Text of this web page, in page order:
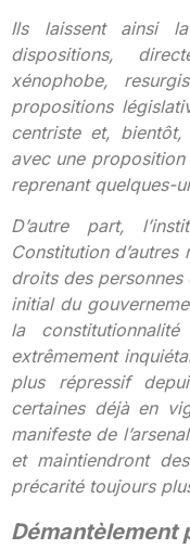
Ils laissent ainsi
dispositions,
xénophobe,
propositions
centriste et,
avec une
reprenant quelques-
D’autre part,
Constitution
droits des personnes
initial du
la
extrêmement
plus répressif
certaines déjà en
manifeste de
et maintiendront
précarité toujours
Démantèlement